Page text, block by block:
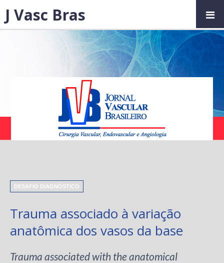
DESAFIO DIAGNÓSTICO
Trauma associado à variação
anatômica dos vasos da base
Trauma associated with the anatomical
J Vasc Bras